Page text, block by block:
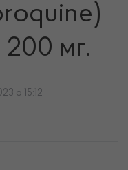
200 мг.
о 15:12